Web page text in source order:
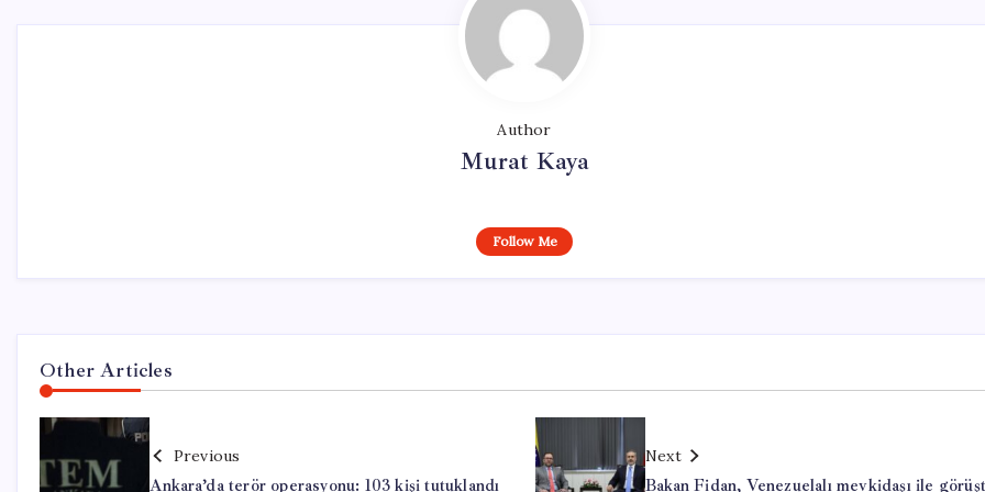
Author
Murat Kaya
Follow Me
Other Articles
Previous
Ankara’da terör operasyonu: 103 kişi tutuklandı
Next
Bakan Fidan, Venezuelalı mevkidaşı ile